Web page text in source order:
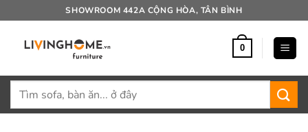
qua
SHOWROOM 442A CỘNG HÒA, TÂN BÌNH
0
Tìm